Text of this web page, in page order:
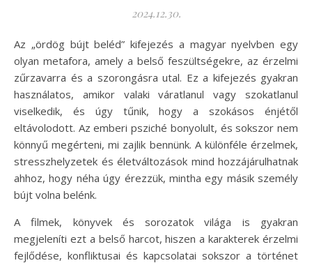
2024.12.30.
Az „ördög bújt beléd” kifejezés a magyar nyelvben egy
olyan metafora, amely a belső feszültségekre, az érzelmi
zűrzavarra és a szorongásra utal. Ez a kifejezés gyakran
használatos, amikor valaki váratlanul vagy szokatlanul
viselkedik, és úgy tűnik, hogy a szokásos énjétől
eltávolodott. Az emberi psziché bonyolult, és sokszor nem
könnyű megérteni, mi zajlik bennünk. A különféle érzelmek,
stresszhelyzetek és életváltozások mind hozzájárulhatnak
ahhoz, hogy néha úgy érezzük, mintha egy másik személy
bújt volna belénk.
A filmek, könyvek és sorozatok világa is gyakran
megjeleníti ezt a belső harcot, hiszen a karakterek érzelmi
fejlődése, konfliktusai és kapcsolatai sokszor a történet